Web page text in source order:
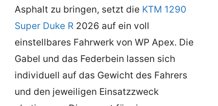
Asphalt zu bringen, setzt die KTM 1290
Super Duke R 2026 auf ein voll
einstellbares Fahrwerk von WP Apex. Die
Gabel und das Federbein lassen sich
individuell auf das Gewicht des Fahrers
und den jeweiligen Einsatzzweck